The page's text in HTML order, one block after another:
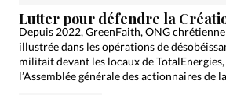
RUBRIQUES
Tous les articles
Actualité
Actualité internationale
Dossier
Eglises Foi
Lutter pour défendre la
Depuis 2022, GreenFaith, ONG chrétienne
illustrée dans les opérations de
militait devant les locaux de TotalEnergies,
l’Assemblée générale des actionnaires de la